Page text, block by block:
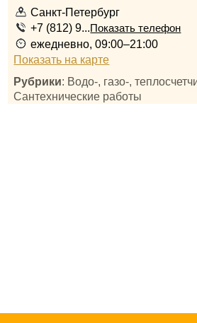
Санкт-Петербург
+7 (812) 9...Показать телефон
ежедневно, 09:00–21:00
Показать на карте
Рубрики: Водо-, газо-,
Сантехнические работы